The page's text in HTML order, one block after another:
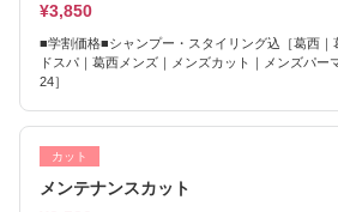
¥3,850
■学割価格■シャンプー・スタイリング込［葛西｜
ドスパ｜葛西メンズ｜メンズカット｜メンズパー
24］
カット
メンテナンスカット